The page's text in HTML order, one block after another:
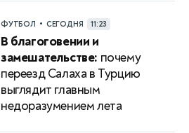
ФУТБОЛ • СЕГОДНЯ 11:23
В благоговении и
замешательстве: почему
переезд Салаха в Турцию
выглядит главным
недоразумением лета